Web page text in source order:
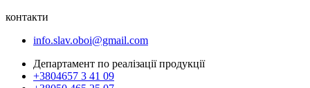
контакти
info.slav.oboi@gmail.com
Департамент по реалізації продукції
+3804657 3 41 09